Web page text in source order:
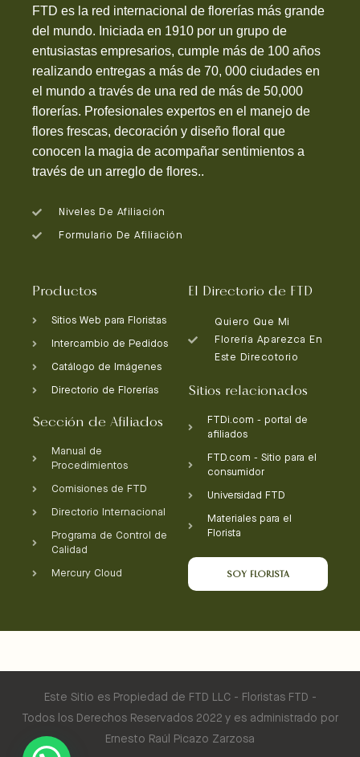
FTD es la red internacional de florerías más grande
del mundo. Iniciada en 1910 por un grupo de
entusiastas empresarios, cumple más de 100 años
realizando entregas a más de 70, 000 ciudades en
el mundo a través de una red de más de 50,000
florerías. Profesionales expertos en el manejo de
flores frescas, decoración y diseño floral que
conocen la magia de acompañar sentimientos a
través de un arreglo de flores..
Niveles De Afiliación
Formulario De Afiliación
Productos
Sitios Web para Floristas
Intercambio de Pedidos
Catálogo de Imágenes
Directorio de Florerías
Sección de Afiliados
Manual de
Procedimientos
Comisiones de FTD
Directorio Internacional
Programa de Control de
Calidad
Mercury Cloud
El Directorio de FTD
Quiero Que Mi
Florería Aparezca En
Este Direcotorio
Sitios relacionados
FTDi.com - portal de
afiliados
FTD.com - Sitio para el
consumidor
Universidad FTD
Materiales para el
Florista
SOY FLORISTA
Este Sitio es Propiedad de FTD LLC - Floristas FTD -
Todos los Derechos Reservados 2022 y es administrado por
Ernesto Raúl Picazo Zarzosa